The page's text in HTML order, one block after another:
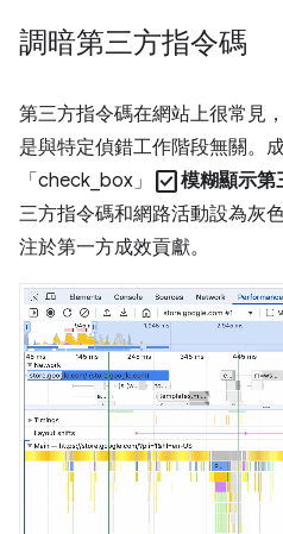
調暗第三方指令碼
第三方指令碼在網站上很常見
是與特定偵錯工作階段無關。
「check_box」 check_box模糊顯示第
三方指令碼和網路活動設為灰
注於第一方成效貢獻。